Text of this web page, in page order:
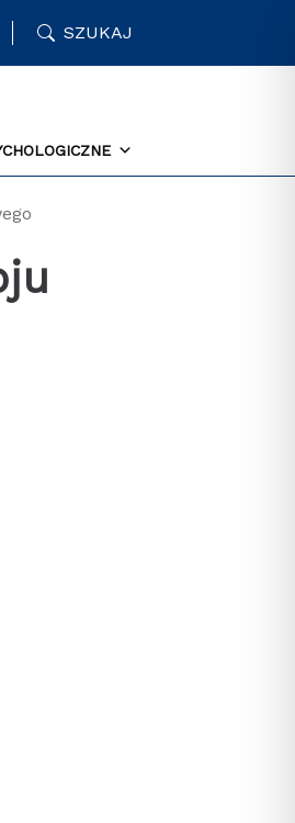
SZUKAJ